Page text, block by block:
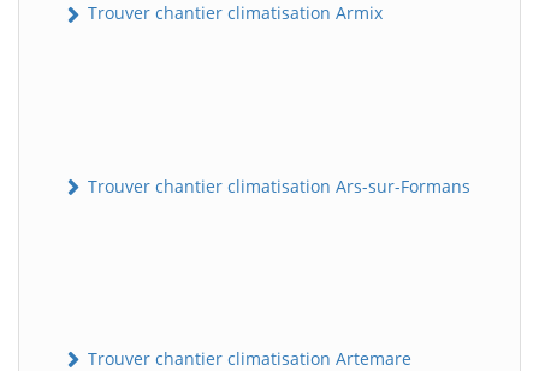
Trouver chantier climatisation Armix
Trouver chantier climatisation Ars-sur-Formans
Trouver chantier climatisation Artemare